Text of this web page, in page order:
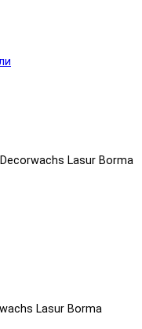
Lasur Borma
Lasur Borma